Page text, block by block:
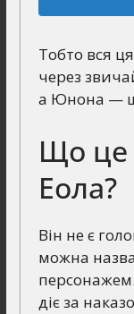
Тобто вся
через
а Юнона —
Що це
Еола?
Він не є
можна
діє за